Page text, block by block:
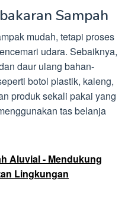
Sampah
mudah, tetapi proses
udara. Sebaiknya,
daur ulang bahan-
botol plastik, kaleng,
produk sekali pakai yang
tas belanja
Aluvial - Mendukung
Lingkungan